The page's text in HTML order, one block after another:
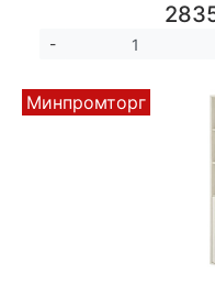
-
Минпромторг